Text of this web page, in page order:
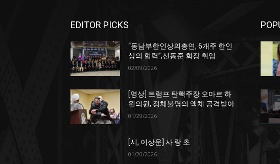
EDITOR PICKS
“동남부한인상의총연, 6개주 한인
상의 협력”,신동준 회장 취임
02/09/2026
[영상] 트럼프 탄핵주장 오마르 하
원의원, 정체불명의 액체 공격받아
01/29/2026
[시, 이상운] 사 랑 초
01/20/2026